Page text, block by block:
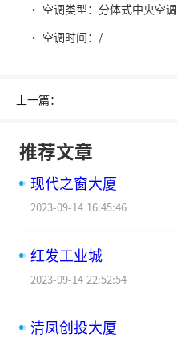
· 空调类型：分体式中央空调
· 空调时间：/
上一篇：
推荐文章
现代之窗大厦
2023-09-14 16:45:46
红发工业城
2023-09-14 22:52:54
清凤创投大厦